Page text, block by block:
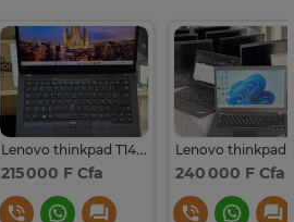
Lenovo thinkpad T14 authentique
215 000 F Cfa
Lenovo thinkpad
240 000 F Cfa